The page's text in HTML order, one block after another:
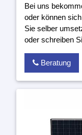
Bei uns
oder können
Sie selber
oder schreiben
Beratung